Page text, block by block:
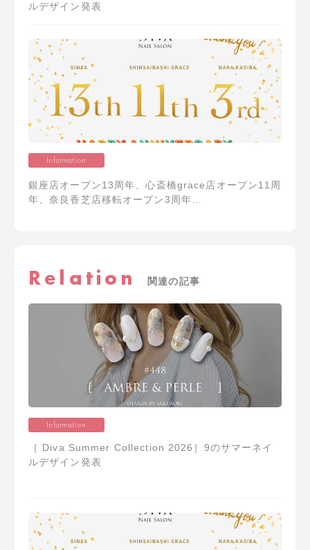
ルデザイン発表
Information
銀座店オープン13周年、心斎橋grace店オープン11周
年、奈良香芝店移転オープン3周年…
Relation 関連の記事
Information
［ Diva Summer Collection 2026］9のサマーネイ
ルデザイン発表